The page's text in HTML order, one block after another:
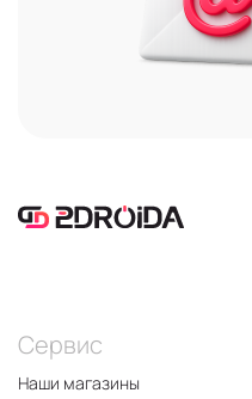
Сервис
Наши магазины